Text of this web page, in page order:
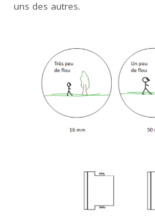
uns des autres.